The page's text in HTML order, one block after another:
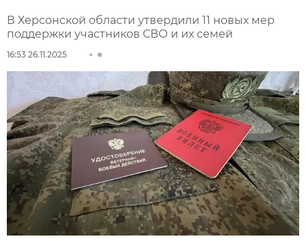
В Херсонской области утвердили 11 новых мер
поддержки участников СВО и их семей
16:53 26.11.2025